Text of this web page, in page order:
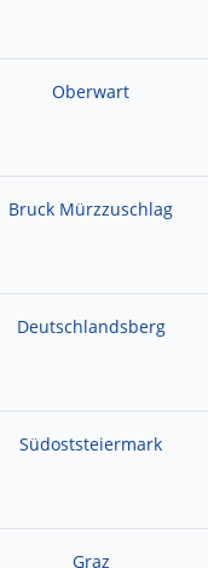
Oberwart
Bruck Mürzzuschlag
Deutschlandsberg
Südoststeiermark
Graz